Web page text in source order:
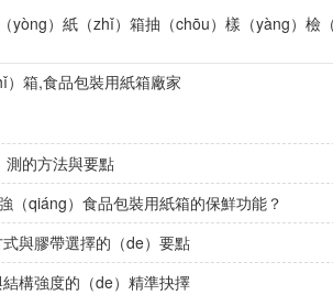
yòng）紙（zhǐ）箱抽（chōu）樣（yàng）檢
箱,食品包裝用紙箱廠家
測的方法與要點
（qiáng）食品包裝用紙箱的保鮮功能？
與膠帶選擇的（de）要點
構強度的（de）精準抉擇